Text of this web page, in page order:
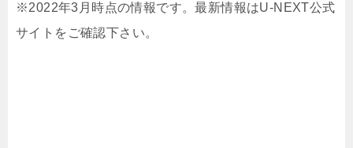
※2022年3月時点の情報です。最新情報はU-NEXT公式
サイトをご確認下さい。